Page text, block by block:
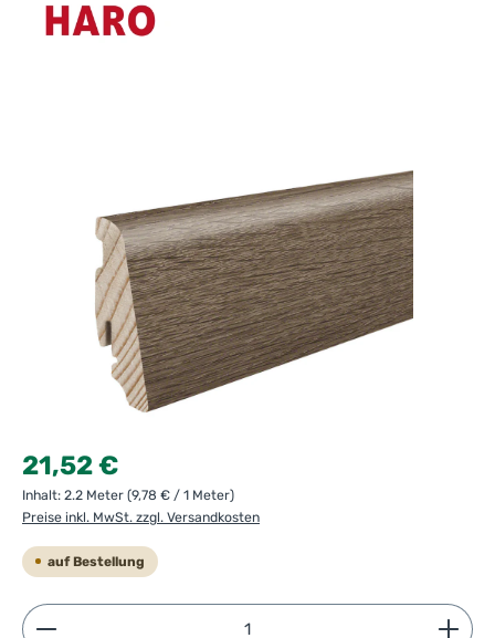
Regulärer Preis:
21,52 €
Inhalt: 2.2 Meter (9,78 € / 1 Meter)
Preise inkl. MwSt. zzgl. Versandkosten
auf Bestellung
Produkt Anzahl: Gib den gewünschten Wert ein